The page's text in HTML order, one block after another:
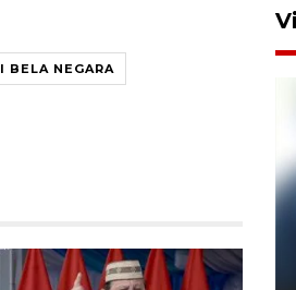
BELA NEGARA
Filaha Farm setia
tahan?